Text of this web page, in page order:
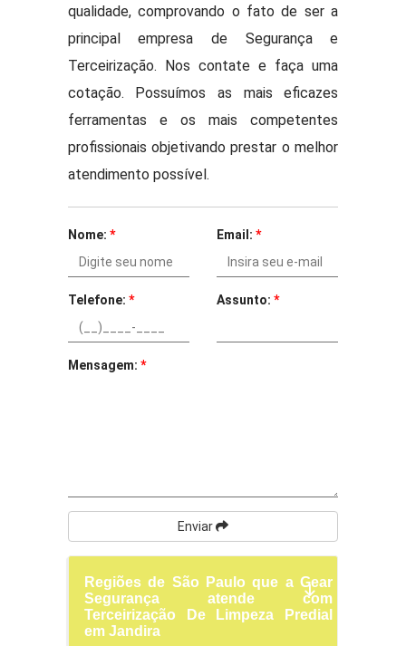
qualidade, comprovando o fato de ser a
principal empresa de Segurança e
Terceirização. Nos contate e faça uma
cotação. Possuímos as mais eficazes
ferramentas e os mais competentes
profissionais objetivando prestar o melhor
atendimento possível.
Nome: * Email: *
Telefone: * Assunto: *
Mensagem: *
Enviar
Regiões de São Paulo que a Gear
Segurança atende com
Terceirização De Limpeza Predial
em Jandira